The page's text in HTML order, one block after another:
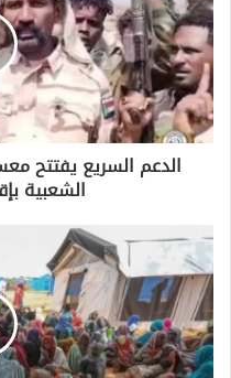
الدعم السريع يفتتح
الشعبية